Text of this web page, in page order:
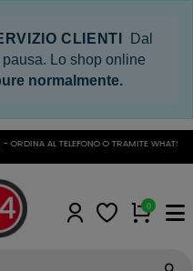
CLIENTI
Dal
Lo shop online
normalmente.
AL TELEFONO O TRAMITE WHATSAPP
0